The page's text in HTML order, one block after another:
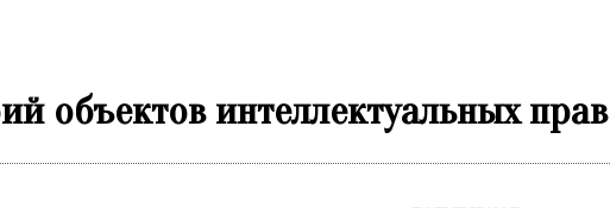
объектов интеллектуальных прав